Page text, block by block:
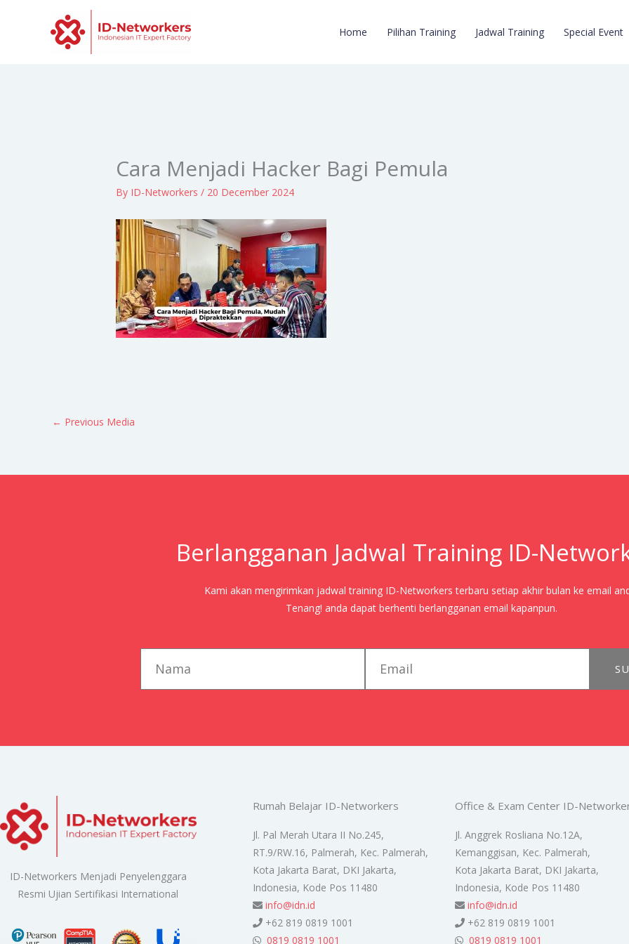
Home Pilihan Training Jadwal Training Special Event
Cara Menjadi Hacker Bagi Pemula
By ID-Networkers/ 20 December 2024
← Previous Media
Berlangganan Jadwal Training ID-
Kami akan mengirimkan jadwal training ID-Networkers terbaru setiap akhir bulan ke email
Tenang! anda dapat berhenti berlangganan email kapanpun.
ID-Networkers Menjadi Penyelenggara
Resmi Ujian Sertifikasi International
Rumah Belajar ID-Networkers
Jl. Pal Merah Utara II No.245,
RT.9/RW.16, Palmerah, Kec. Palmerah,
Kota Jakarta Barat, DKI Jakarta,
Indonesia, Kode Pos 11480
info@idn.id
+62 819 0819 1001
0819 0819 1001
Office & Exam Center ID-
Jl. Anggrek Rosliana No.12A,
Kemanggisan, Kec. Palmerah,
Kota Jakarta Barat, DKI Jakarta,
Indonesia, Kode Pos 11480
info@idn.id
+62 819 0819 1001
0819 0819 1001